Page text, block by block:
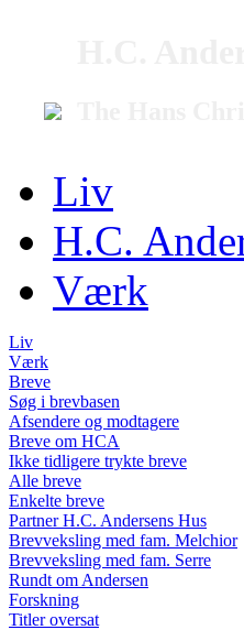
Liv
H.C.
Værk
Liv
Værk
Breve
Søg i brevbasen
Afsendere og modtagere
Breve om HCA
Ikke tidligere trykte breve
Alle breve
Enkelte breve
Partner H.C. Andersens Hus
Brevveksling med fam. Melchior
Brevveksling med fam. Serre
Rundt om Andersen
Forskning
Titler oversat